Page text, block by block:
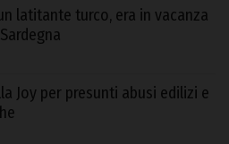
latitante turco, era in vacanza
Joy per presunti abusi edilizi e